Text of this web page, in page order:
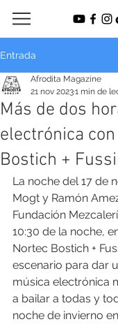
Entrada
Más de dos
electrónica
Bostich +
Afrodita Magazine
21 nov 20231 min de
La noche del 17 de
Mogt y Ramón
Fundación
10:30 de la noche,
Nortec Bostich +
escenario para dar
música electrónica
a bailar a todas y
noche de invierno